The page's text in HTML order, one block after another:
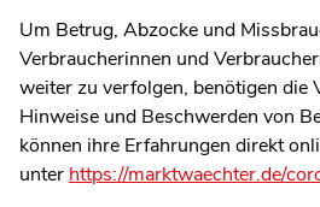
Um Betrug, Abzocke und
Verbraucherinnen und
weiter zu verfolgen, benötigen die
Hinweise und Beschwerden von
können ihre Erfahrungen direkt
unter https://marktwaechter.de/